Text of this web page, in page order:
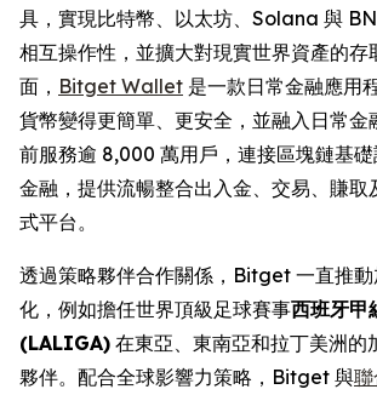
具，實現比特幣、以太坊、Solana 與
相互操作性，並擴大對現實世界資產的存
面， Bitget Wallet 是一款日常金融應用
貨幣變得更簡單、更安全，並融入日常金
前服務逾 8,000 萬用戶，連接區塊鏈基
金融，提供流暢整合出入金、交易、賺取
式平台。
透過策略夥伴合作關係，Bitget 一直推動
化，例如擔任世界頂級足球賽事西班牙甲
(LALIGA) 在東亞、東南亞和拉丁美洲的
夥伴。配合全球影響力策略，Bitget 與